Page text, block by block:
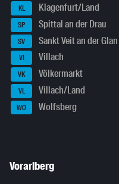
KL Klagenfurt/Land
SP Spittal an der Drau
SV Sankt Veit an der Glan
VI Villach
VK Völkermarkt
VL Villach/Land
WO Wolfsberg
Vorarlberg